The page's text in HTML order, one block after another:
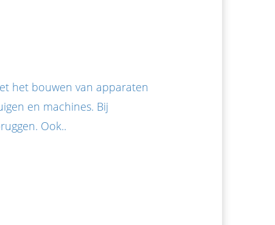
het bouwen van apparaten
en machines. Bij
Ook..